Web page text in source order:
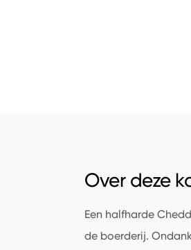
Over deze
Een halfharde
de boerderij.